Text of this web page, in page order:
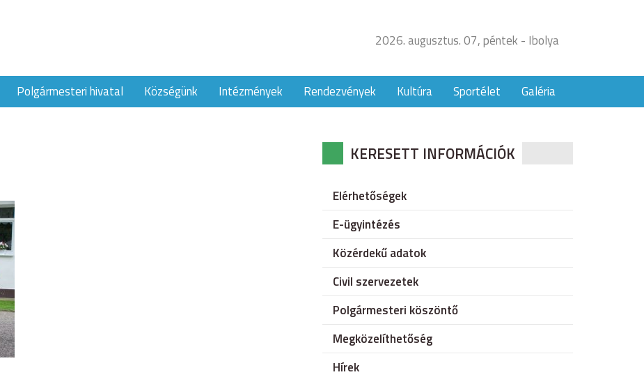
2026. augusztus. 07, péntek - Ibolya
Polgármesteri hivatal Községünk Intézmények Rendezvények Kultúra Sportélet Galéria
KERESETT INFORMÁCIÓK
Elérhetőségek
E-ügyintézés
Közérdekű adatok
Civil szervezetek
Polgármesteri köszöntő
Megközelíthetőség
Hírek